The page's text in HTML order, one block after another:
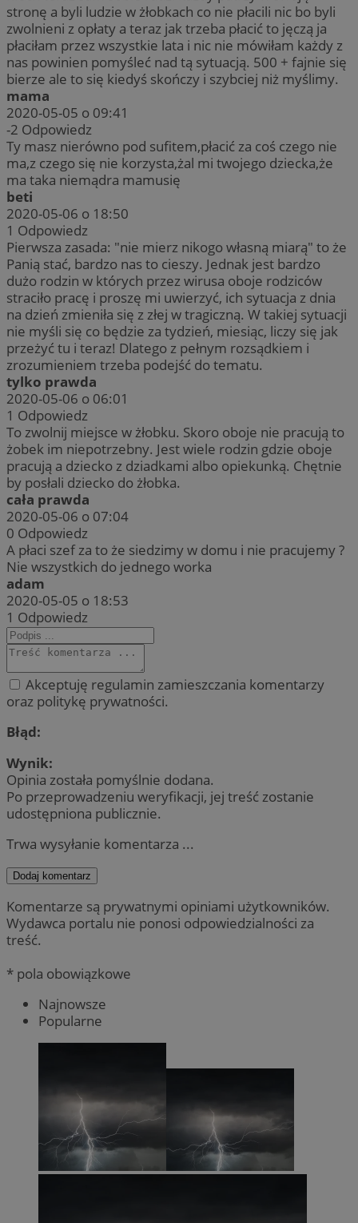
stronę a byli ludzie w żłobkach co nie płacili nic bo byli
zwolnieni z opłaty a teraz jak trzeba płacić to jęczą ja
płaciłam przez wszystkie lata i nic nie mówiłam każdy z
nas powinien pomyśleć nad tą sytuacją. 500 + fajnie się
bierze ale to się kiedyś skończy i szybciej niż myślimy.
mama
2020-05-05 o 09:41
-2 Odpowiedz
Ty masz nierówno pod sufitem,płacić za coś czego nie
ma,z czego się nie korzysta,żal mi twojego dziecka,że
ma taka niemądra mamusię
beti
2020-05-06 o 18:50
1 Odpowiedz
Pierwsza zasada: "nie mierz nikogo własną miarą" to że
Panią stać, bardzo nas to cieszy. Jednak jest bardzo
dużo rodzin w których przez wirusa oboje rodziców
straciło pracę i proszę mi uwierzyć, ich sytuacja z dnia
na dzień zmieniła się z złej w tragiczną. W takiej sytuacji
nie myśli się co będzie za tydzień, miesiąc, liczy się jak
przeżyć tu i teraz! Dlatego z pełnym rozsądkiem i
zrozumieniem trzeba podejść do tematu.
tylko prawda
2020-05-06 o 06:01
1 Odpowiedz
To zwolnij miejsce w żłobku. Skoro oboje nie pracują to
żobek im niepotrzebny. Jest wiele rodzin gdzie oboje
pracują a dziecko z dziadkami albo opiekunką. Chętnie
by posłali dziecko do żłobka.
cała prawda
2020-05-06 o 07:04
0 Odpowiedz
A płaci szef za to że siedzimy w domu i nie pracujemy ?
Nie wszystkich do jednego worka
adam
2020-05-05 o 18:53
1 Odpowiedz
Akceptuję regulamin zamieszczania komentarzy
oraz politykę prywatności.
Błąd:
Wynik:
Opinia została pomyślnie dodana.
Po przeprowadzeniu weryfikacji, jej treść zostanie
udostępniona publicznie.
Trwa wysyłanie komentarza ...
Dodaj komentarz
Komentarze są prywatnymi opiniami użytkowników.
Wydawca portalu nie ponosi odpowiedzialności za
treść.
* pola obowiązkowe
Najnowsze
Popularne